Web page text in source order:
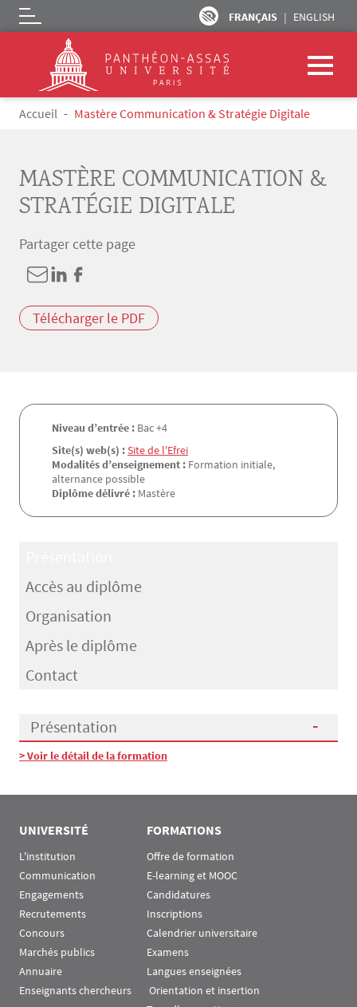
Aller au contenu principal
FRANÇAIS ENGLISH
Logo
Fil d'Ariane
Accueil Mastère Communication & Stratégie Digitale
MASTÈRE COMMUNICATION &
STRATÉGIE DIGITALE
Partager cette page
Télécharger le PDF
Niveau d’entrée : Bac +4
Site(s) web(s) :Site de l'Efrei
Modalités d’enseignement : Formation initiale,
alternance possible
Diplôme délivré : Mastère
Accès au diplôme
Organisation
Après le diplôme
Contact
Présentation
Présentation
> Voir le détail de la formation
UNIVERSITÉ
L'institution
Communication
Engagements
Recrutements
Concours
Marchés publics
Annuaire
Enseignants chercheurs
FORMATIONS
Offre de formation
E-learning et MOOC
Candidatures
Inscriptions
Calendrier universitaire
Examens
Langues enseignées
Orientation et insertion